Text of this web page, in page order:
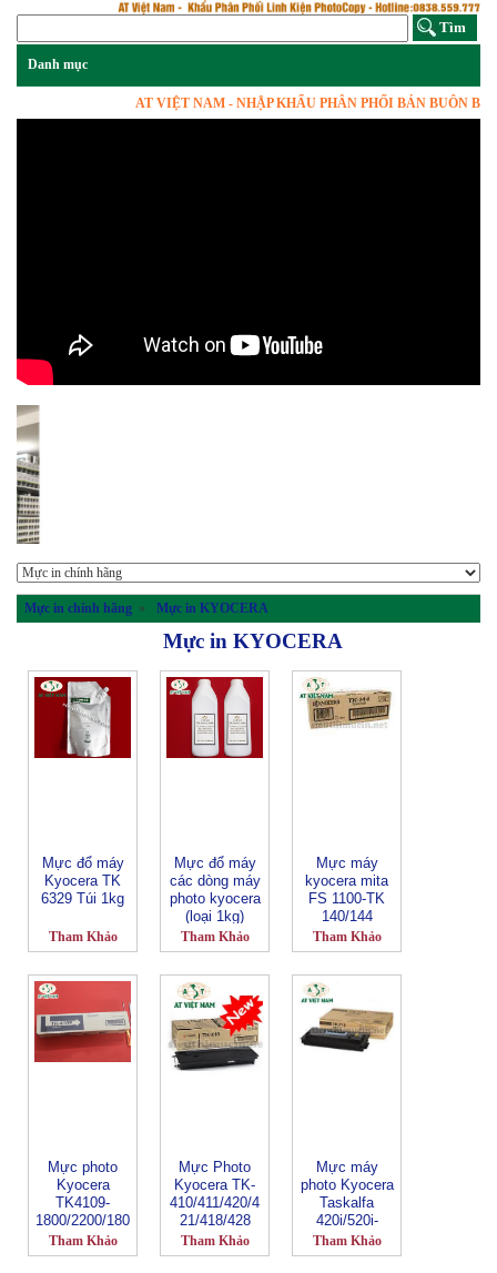
AT VIỆT NAM - NHẬP KHẨU PHÂN PHỐI BÁN BUÔN BÁN
Mực in chính hãng » Mực in KYOCERA
Mực in KYOCERA
Mực đổ máy
Kyocera TK
6329 Túi 1kg
Tham Khảo
Mực đổ máy
các dòng máy
photo kyocera
(loại 1kg)
Tham Khảo
Mực máy
kyocera mita
FS 1100-TK
140/144
Tham Khảo
Mực photo
Kyocera
TK4109-
1800/2200/180
1/2201
Tham Khảo
Mực Photo
Kyocera TK-
410/411/420/4
21/418/428
Tham Khảo
Mực máy
photo Kyocera
Taskalfa
420i/520i-
TK715/719
Tham Khảo